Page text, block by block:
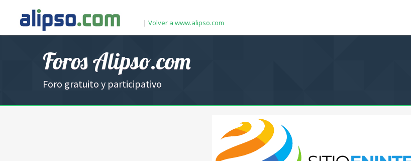
| Volver a www.alipso.com
Foros Alipso.com
Foro gratuito y participativo